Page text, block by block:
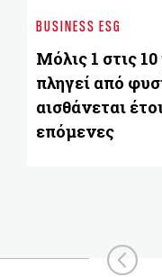
BUSINESS ESG
Μόλις 1 στις
πληγεί από
αισθάνεται
επόμενες